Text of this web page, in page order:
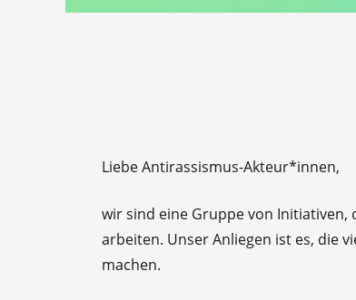
Liebe Antirassismus-Akteur*innen,
wir sind eine Gruppe von
arbeiten. Unser Anliegen ist es, die
machen.